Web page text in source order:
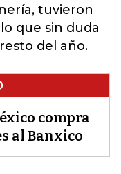
tuvieron
que sin duda
del año.
compra
al Banxico